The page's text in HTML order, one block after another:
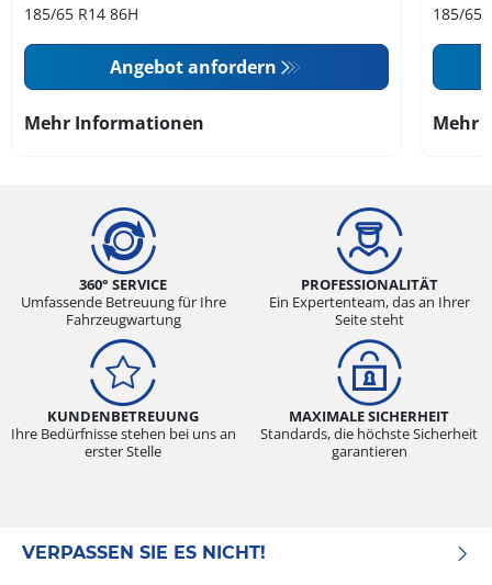
185/65 R14 86H
Angebot anfordern
Mehr Informationen
185/65
Mehr
360° SERVICE
Umfassende Betreuung für Ihre
Fahrzeugwartung
PROFESSIONALITÄT
Ein Expertenteam, das an Ihrer
Seite steht
KUNDENBETREUUNG
Ihre Bedürfnisse stehen bei uns an
erster Stelle
MAXIMALE SICHERHEIT
Standards, die höchste Sicherheit
garantieren
VERPASSEN SIE ES NICHT!